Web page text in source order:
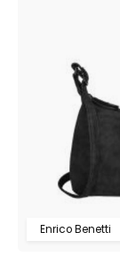
Enrico Benetti